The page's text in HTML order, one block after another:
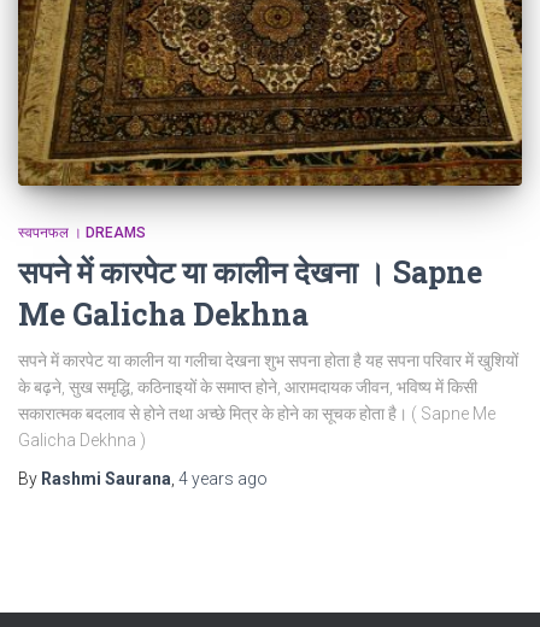
स्वपनफल । DREAMS
सपने में कारपेट या कालीन देखना । Sapne
Me Galicha Dekhna
सपने में कारपेट या कालीन या गलीचा देखना शुभ सपना होता है यह सपना परिवार में खुशियों
के बढ़ने, सुख समृद्धि, कठिनाइयों के समाप्त होने, आरामदायक जीवन, भविष्य में किसी
सकारात्मक बदलाव से होने तथा अच्छे मित्र के होने का सूचक होता है। ( Sapne Me
Galicha Dekhna )
By Rashmi Saurana 4 years ago